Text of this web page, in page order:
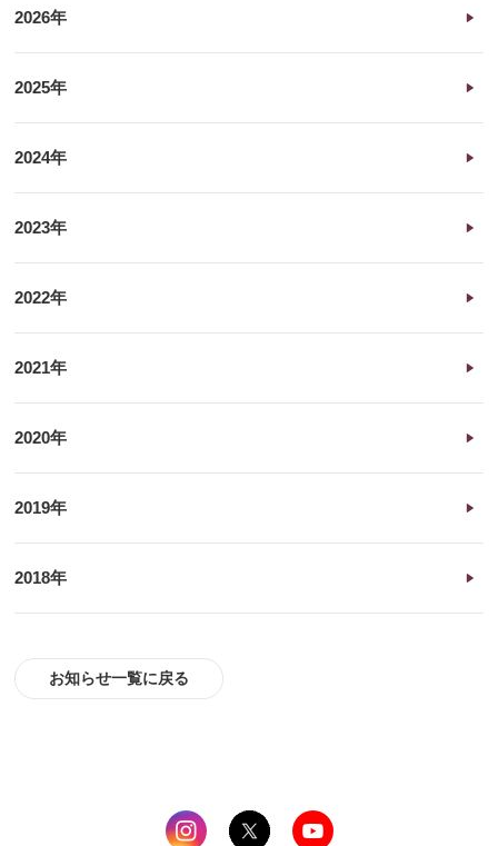
2026年
2025年
2024年
2023年
2022年
2021年
2020年
2019年
2018年
お知らせ一覧に戻る